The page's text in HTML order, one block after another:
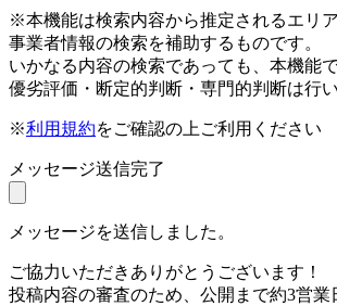
※本機能は検索内容から推定されるエリ
事業者情報の検索を補助するものです。
いかなる内容の検索であっても、本機能
優劣評価・断定的判断・専門的判断は行い
※利用規約をご確認の上ご利用ください
メッセージ送信完了
メッセージを送信しました。
ご協力いただきありがとうございます！
投稿内容の審査のため、公開まで約3営業